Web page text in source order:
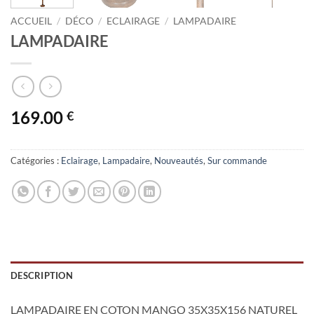
ACCUEIL / DÉCO / ECLAIRAGE / LAMPADAIRE
LAMPADAIRE
169.00 €
Catégories : Eclairage, Lampadaire, Nouveautés, Sur commande
DESCRIPTION
LAMPADAIRE EN COTON MANGO 35X35X156 NATUREL